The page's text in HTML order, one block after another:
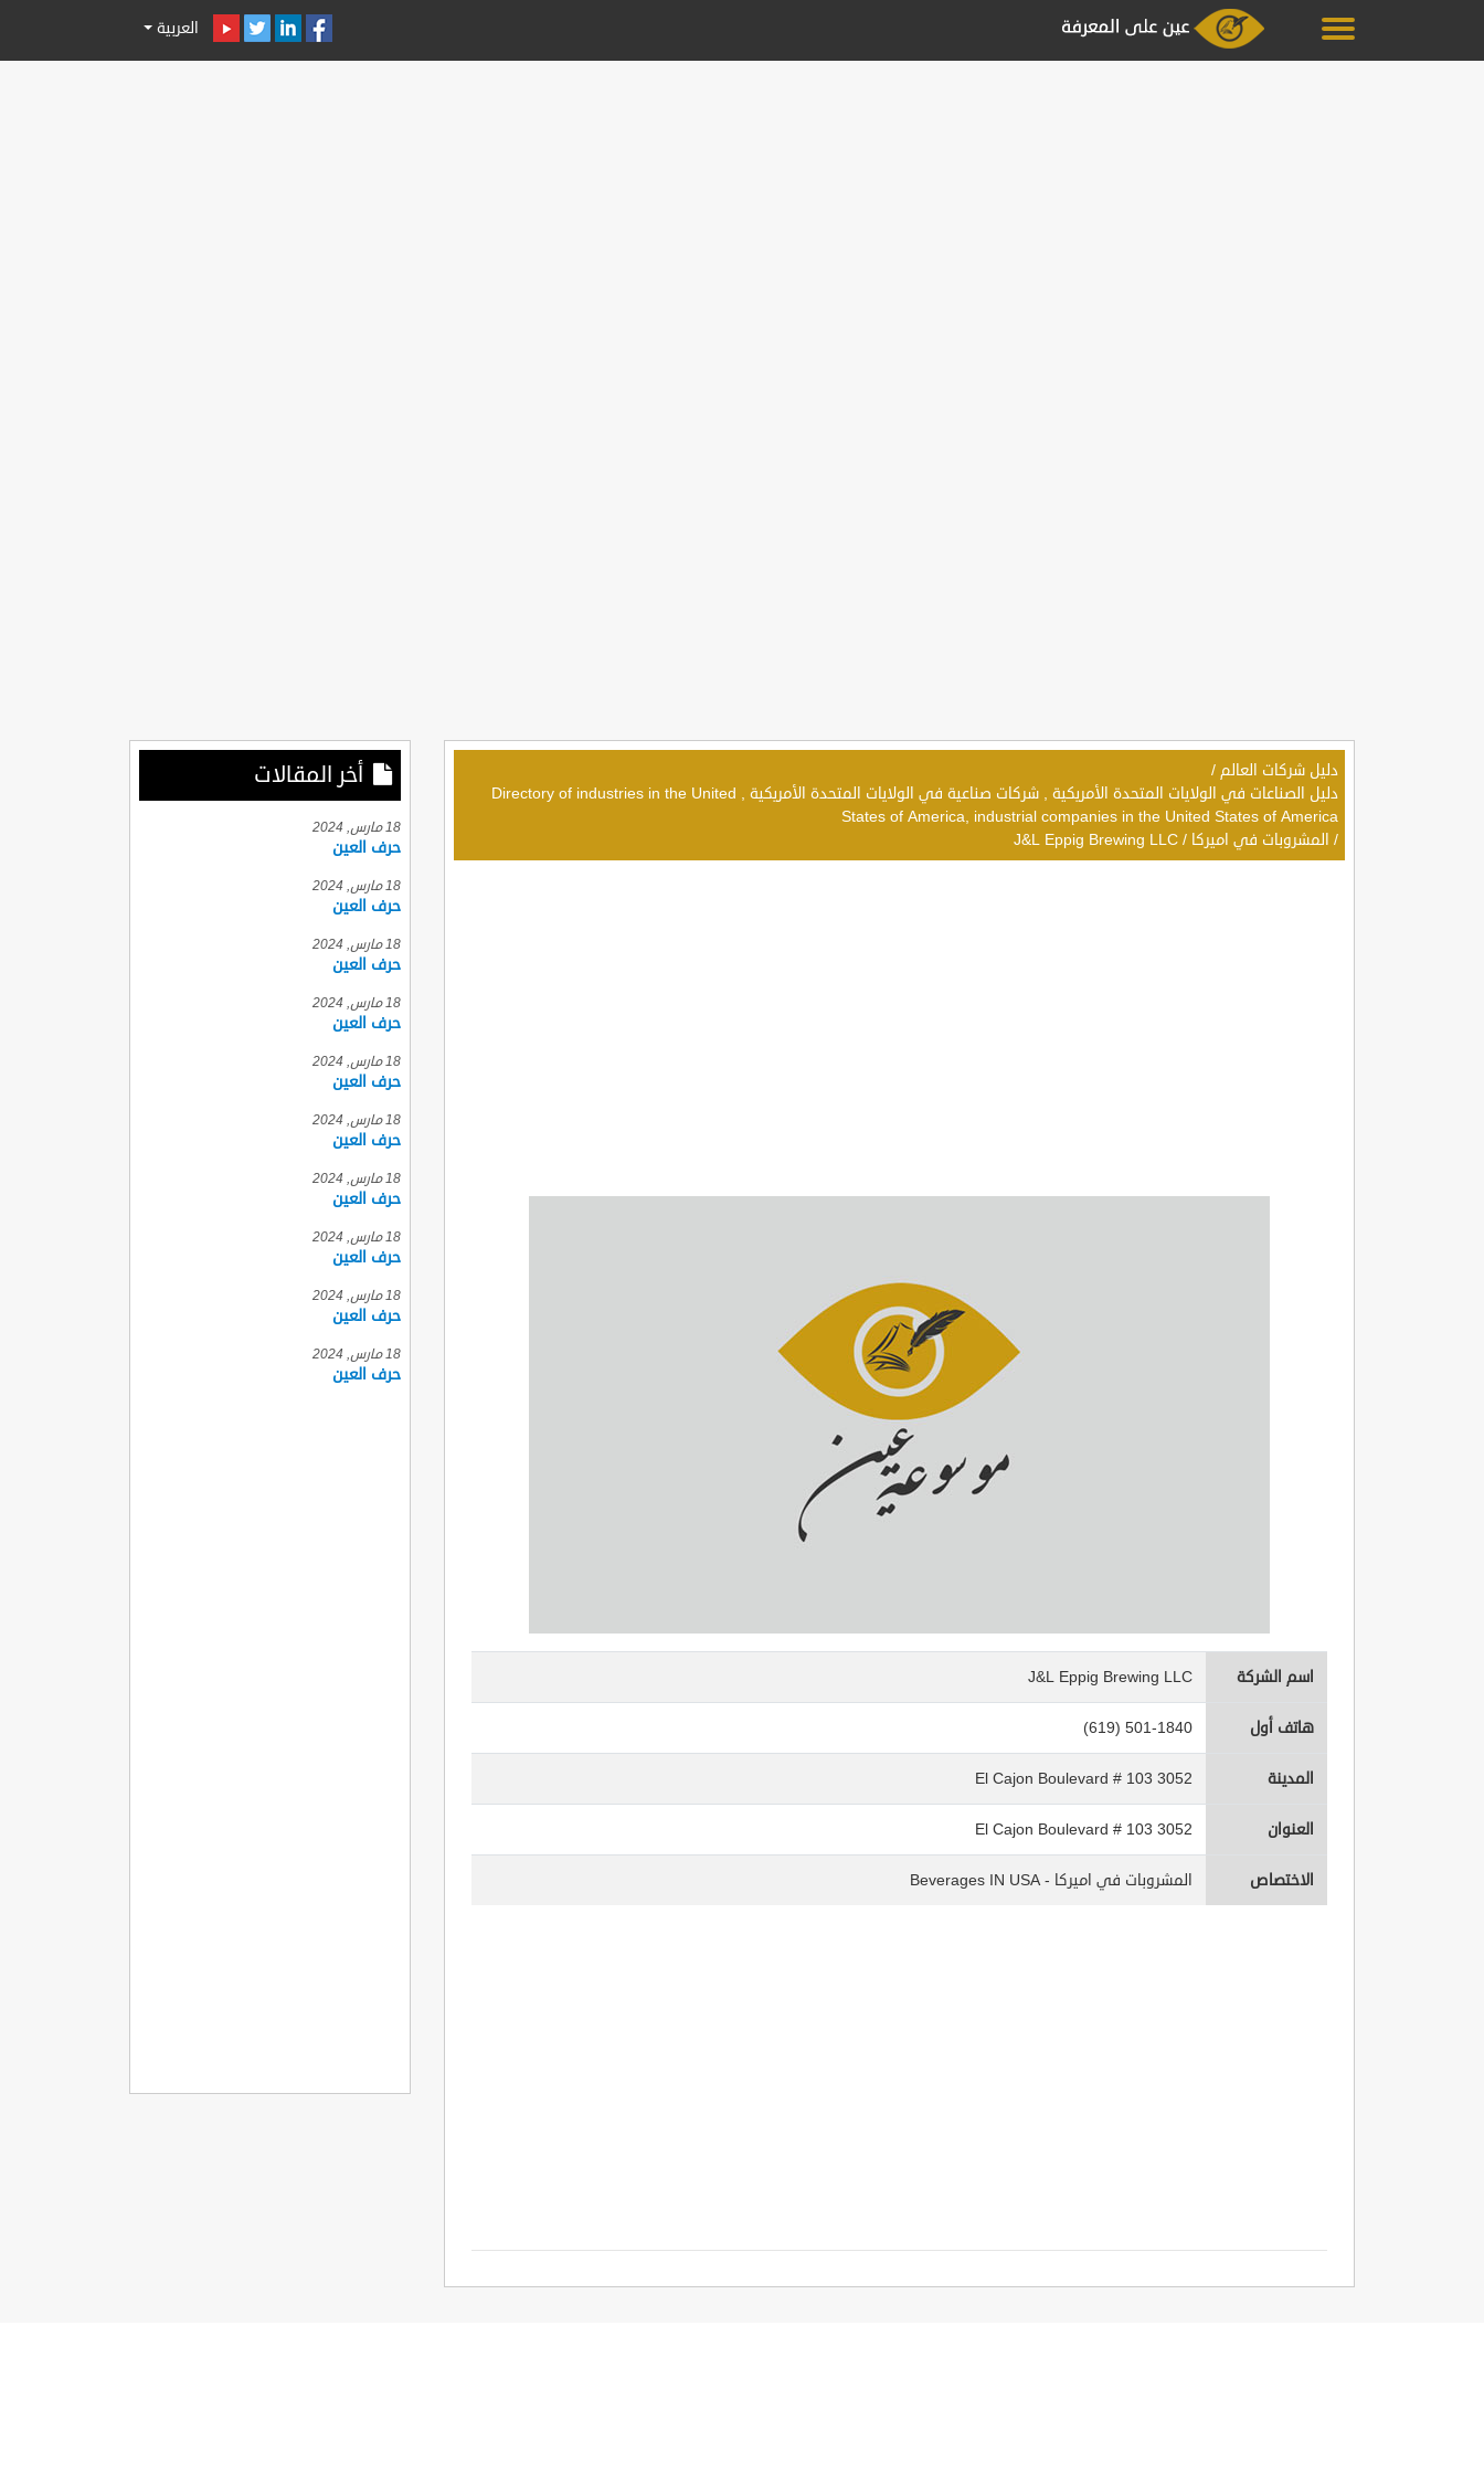
العربية
دليل شركات العالم /
دليل الصناعات في الولايات المتحدة الأمريكية , شركات صناعية في الولايات المتحدة الأمريكية , Directory of industries in the United
States of America, industrial companies in the United States of America
/ المشروبات في اميركا /
J&L Eppig Brewing LLC
اسم الشركة J&L Eppig Brewing LLC
هاتف أول (619) 501-1840
المدينة 3052 El Cajon Boulevard # 103
العنوان 3052 El Cajon Boulevard # 103
الاختصاص المشروبات في اميركا - Beverages IN USA
أخر المقالات
18 مارس, 2024
حرف العين
18 مارس, 2024
حرف العين
18 مارس, 2024
حرف العين
18 مارس, 2024
حرف العين
18 مارس, 2024
حرف العين
18 مارس, 2024
حرف العين
18 مارس, 2024
حرف العين
18 مارس, 2024
حرف العين
18 مارس, 2024
حرف العين
18 مارس, 2024
حرف العين